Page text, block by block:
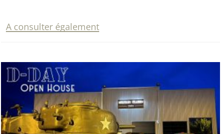
A consulter également